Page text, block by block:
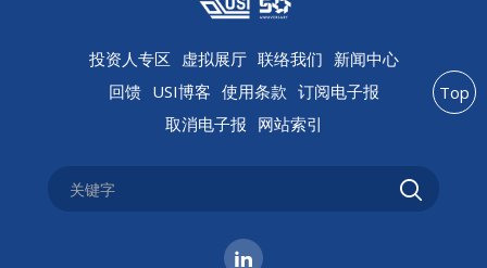
投资人专区 虚拟展厅 联络我们 新闻中心
回馈 USI博客 使用条款 订阅电子报
取消电子报 网站索引
Top